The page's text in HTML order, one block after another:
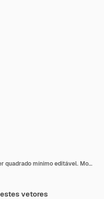
Conjunto de modelo de banner quadrado mínimo editável. Modelo de pós-venda de mídia social
vetores